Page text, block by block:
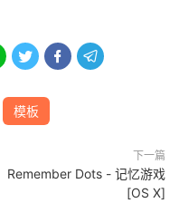
  
模板
下一篇
Remember Dots - 记忆游戏
[OS X]